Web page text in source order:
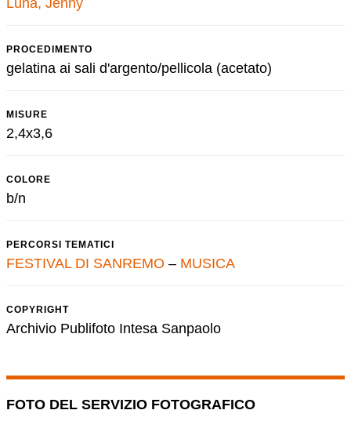
Luna, Jenny
PROCEDIMENTO
gelatina ai sali d'argento/pellicola (acetato)
MISURE
2,4x3,6
COLORE
b/n
PERCORSI TEMATICI
FESTIVAL DI SANREMO – MUSICA
COPYRIGHT
Archivio Publifoto Intesa Sanpaolo
FOTO DEL SERVIZIO FOTOGRAFICO